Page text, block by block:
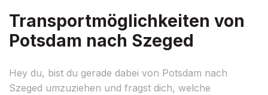
Transportmöglichkeiten von
Potsdam nach Szeged
Hey du, bist du gerade dabei von Potsdam nach
Szeged umzuziehen und fragst dich, welche